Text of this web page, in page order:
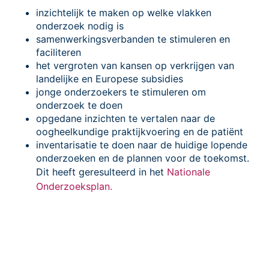
inzichtelijk te maken op welke vlakken
onderzoek nodig is
samenwerkingsverbanden te stimuleren en
faciliteren
het vergroten van kansen op verkrijgen van
landelijke en Europese subsidies
jonge onderzoekers te stimuleren om
onderzoek te doen
opgedane inzichten te vertalen naar de
oogheelkundige praktijkvoering en de patiënt
inventarisatie te doen naar de huidige lopende
onderzoeken en de plannen voor de toekomst.
Dit heeft geresulteerd in het Nationale
Onderzoeksplan.